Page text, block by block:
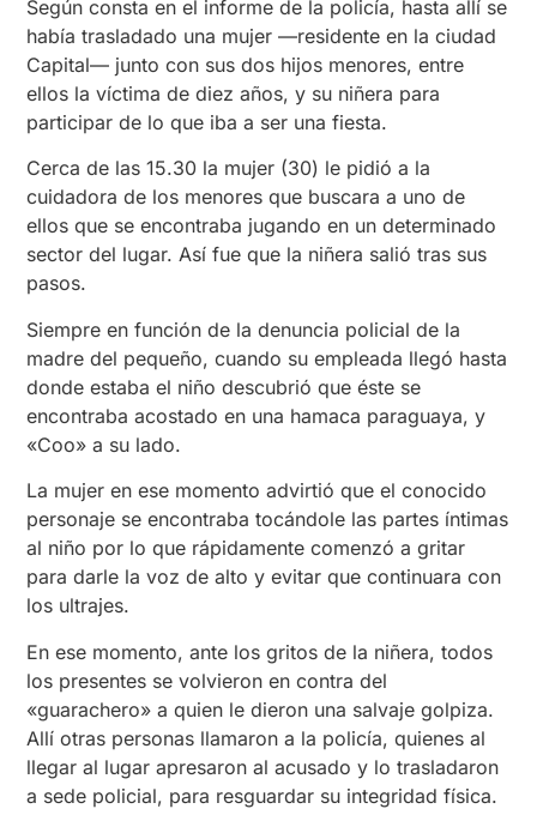
Según consta en el informe de la policía, hasta allí se
había trasladado una mujer —residente en la ciudad
Capital— junto con sus dos hijos menores, entre
ellos la víctima de diez años, y su niñera para
participar de lo que iba a ser una fiesta.
Cerca de las 15.30 la mujer (30) le pidió a la
cuidadora de los menores que buscara a uno de
ellos que se encontraba jugando en un determinado
sector del lugar. Así fue que la niñera salió tras sus
pasos.
Siempre en función de la denuncia policial de la
madre del pequeño, cuando su empleada llegó hasta
donde estaba el niño descubrió que éste se
encontraba acostado en una hamaca paraguaya, y
«Coo» a su lado.
La mujer en ese momento advirtió que el conocido
personaje se encontraba tocándole las partes íntimas
al niño por lo que rápidamente comenzó a gritar
para darle la voz de alto y evitar que continuara con
los ultrajes.
En ese momento, ante los gritos de la niñera, todos
los presentes se volvieron en contra del
«guarachero» a quien le dieron una salvaje golpiza.
Allí otras personas llamaron a la policía, quienes al
llegar al lugar apresaron al acusado y lo trasladaron
a sede policial, para resguardar su integridad física.